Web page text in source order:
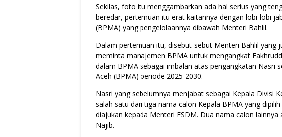
Sekilas, foto itu menggambarkan ada hal serius yang
beredar, pertemuan itu erat kaitannya dengan lobi-lobi
(BPMA) yang pengelolaannya dibawah Menteri Bahlil.
Dalam pertemuan itu, disebut-sebut Menteri Bahlil yang
meminta manajemen BPMA untuk mengangkat
dalam BPMA sebagai imbalan atas pengangkatan Nasri
Aceh (BPMA) periode 2025-2030.
Nasri yang sebelumnya menjabat sebagai Kepala Divisi
salah satu dari tiga nama calon Kepala BPMA yang
diajukan kepada Menteri ESDM. Dua nama calon
Najib.